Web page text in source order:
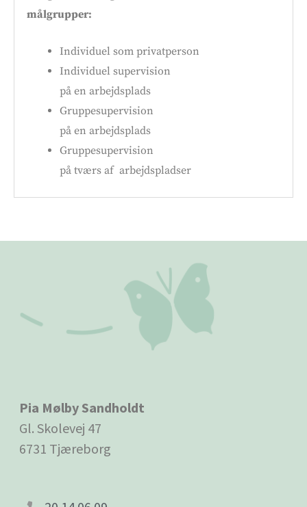
målgrupper:
Individuel som privatperson
Individuel supervision
på en arbejdsplads
Gruppesupervision
på en arbejdsplads
Gruppesupervision
på tværs af arbejdspladser
Pia Mølby Sandholdt
Gl. Skolevej 47
6731 Tjæreborg